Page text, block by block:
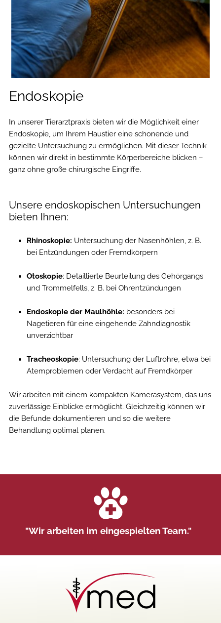
Endoskopie
In unserer Tierarztpraxis bieten wir die Möglichkeit einer
Endoskopie, um Ihrem Haustier eine schonende und
gezielte Untersuchung zu ermöglichen. Mit dieser Technik
können wir direkt in bestimmte Körperbereiche blicken –
ganz ohne große chirurgische Eingriffe.
Unsere endoskopischen Untersuchungen
bieten Ihnen:
Rhinoskopie: Untersuchung der Nasenhöhlen, z. B.
bei Entzündungen oder Fremdkörpern
Otoskopie: Detaillierte Beurteilung des Gehörgangs
und Trommelfells, z. B. bei Ohrentzündungen
Endoskopie der Maulhöhle: besonders bei
Nagetieren für eine eingehende Zahndiagnostik
unverzichtbar
Tracheoskopie: Untersuchung der Luftröhre, etwa bei
Atemproblemen oder Verdacht auf Fremdkörper
Wir arbeiten mit einem kompakten Kamerasystem, das uns
zuverlässige Einblicke ermöglicht. Gleichzeitig können wir
die Befunde dokumentieren und so die weitere
Behandlung optimal planen.
"Wir arbeiten im eingespielten Team."